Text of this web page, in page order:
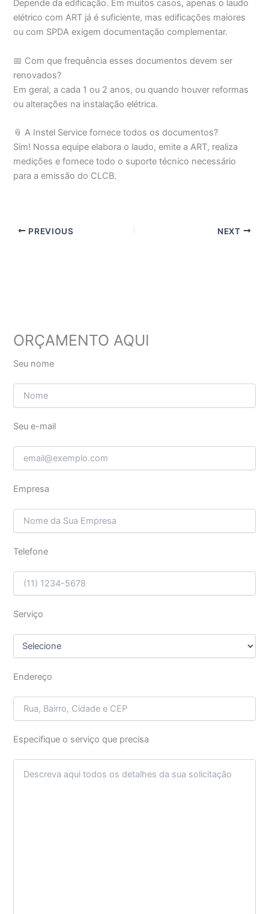
Depende da edificação. Em muitos casos, apenas o laudo
elétrico com ART já é suficiente, mas edificações maiores
ou com SPDA exigem documentação complementar.
📅 Com que frequência esses documentos devem ser
renovados?
Em geral, a cada 1 ou 2 anos, ou quando houver reformas
ou alterações na instalação elétrica.
📎 A Instel Service fornece todos os documentos?
Sim! Nossa equipe elabora o laudo, emite a ART, realiza
medições e fornece todo o suporte técnico necessário
para a emissão do CLCB.
PREVIOUS NEXT
ORÇAMENTO AQUI
Seu nome
Seu e-mail
Empresa
Telefone
Serviço
Endereço
Especifique o serviço que precisa